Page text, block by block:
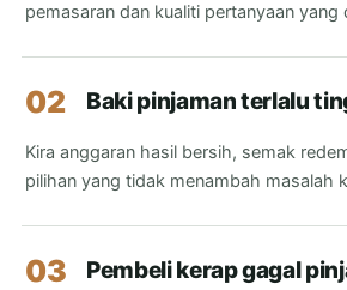
pemasaran dan kualiti pertanyaan yang
02 Baki pinjaman terlalu
Kira anggaran hasil bersih, semak
pilihan yang tidak menambah masalah
03 Pembeli kerap gagal